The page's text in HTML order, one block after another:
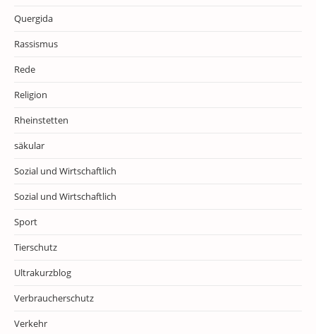
Quergida
Rassismus
Rede
Religion
Rheinstetten
säkular
Sozial und Wirtschaftlich
Sozial und Wirtschaftlich
Sport
Tierschutz
Ultrakurzblog
Verbraucherschutz
Verkehr